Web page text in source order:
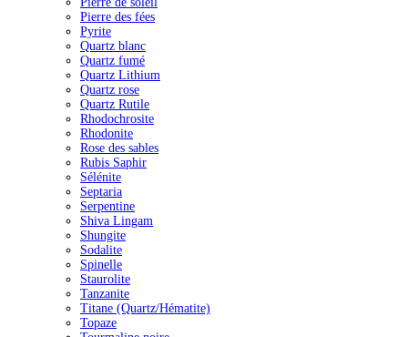
Pierre des fées
Pyrite
Quartz blanc
Quartz fumé
Quartz Lithium
Quartz rose
Quartz Rutile
Rhodochrosite
Rhodonite
Rose des sables
Rubis Saphir
Sélénite
Septaria
Serpentine
Shiva Lingam
Shungite
Sodalite
Spinelle
Staurolite
Tanzanite
Titane (Quartz/Hématite)
Topaze